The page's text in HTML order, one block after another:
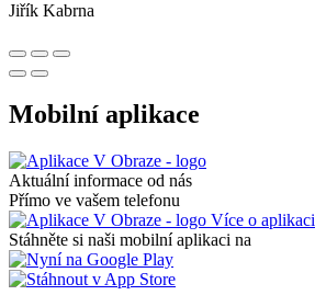
Jiřík Kabrna
Mobilní aplikace
Aktuální informace od nás
Přímo ve vašem telefonu
Více o aplikaci
Stáhněte si naši mobilní aplikaci na